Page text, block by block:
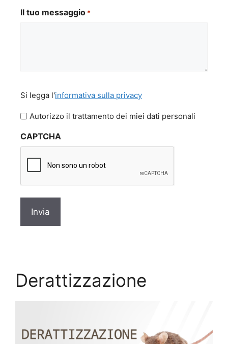
Il tuo messaggio *
legga
l'informativa
privacy
Si legga l'informativa sulla privacy
Autorizzo il trattamento dei miei dati personali
CAPTCHA
Derattizzazione